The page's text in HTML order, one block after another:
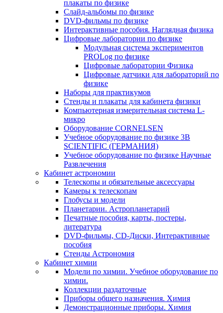
плакаты по физике
Слайд-альбомы по физике
DVD-фильмы по физике
Интерактивные пособия. Наглядная физика
Цифровые лаборатории по физике
Модульная система экспериментов
PROLog по физике
Цифровые лаборатории Физика
Цифровые датчики для лабораторий по
физике
Наборы для практикумов
Стенды и плакаты для кабинета физики
Компьютерная измерительная система L-
микро
Оборудование CORNELSEN
Учебное оборудование по физике 3B
SCIENTIFIC (ГЕРМАНИЯ)
Учебное оборудование по физике Научные
Развлечения
Кабинет астрономии
Телескопы и обязательные аксессуары
Камеры к телескопам
Глобусы и модели
Планетарии. Астропланетарий
Печатные пособия, карты, постеры,
литература
DVD-фильмы, CD-Диски, Интерактивные
пособия
Стенды Астрономия
Кабинет химии
Модели по химии. Учебное оборудование по
химии.
Коллекции раздаточные
Приборы общего назначения. Химия
Демонстрационные приборы. Химия